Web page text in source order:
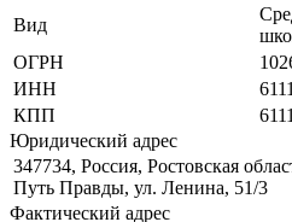
Вид
ОГРН
ИНН
КПП
Юридический адрес
347734, Россия, Ростовская
Путь Правды, ул. Ленина, 51/3
Фактический адрес